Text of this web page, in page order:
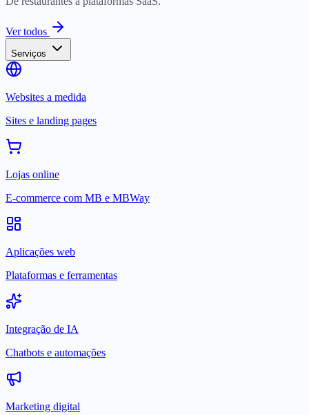
Ver todos
Serviços
Websites a medida
Sites e landing pages
Lojas online
E-commerce com MB e MBWay
Aplicações web
Plataformas e ferramentas
Integração de IA
Chatbots e automações
Marketing digital